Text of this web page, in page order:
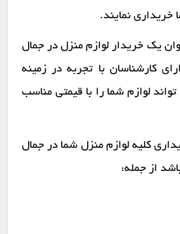
خریداری نمایند.
یک خریدار لوازم منزل در جمال
کارشناسان با تجربه در زمینه
لوازم شما را با قیمتی مناسب
کلیه لوازم منزل شما در جمال
از جمله: